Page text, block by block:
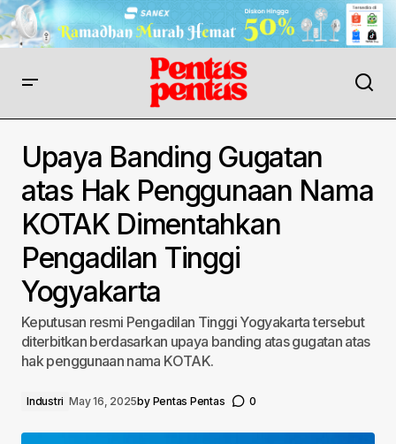
Upaya Banding Gugatan
atas Hak Penggunaan Nama
KOTAK Dimentahkan
Pengadilan Tinggi
Yogyakarta
Keputusan resmi Pengadilan Tinggi Yogyakarta tersebut
diterbitkan berdasarkan upaya banding atas gugatan atas
hak penggunaan nama KOTAK.
Industri May 16, 2025by Pentas Pentas 0